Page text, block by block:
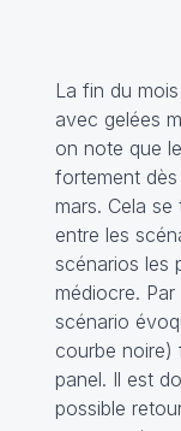
La fin du
avec gelées
on note que
fortement dès
mars. Cela
entre les
scénarios les
médiocre.
scénario
courbe noire)
panel. Il est
possible